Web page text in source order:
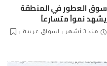
سوق العطور في المنطقة
يشهد نمواً متسارعاً
منذ 3 أشهر اسواق عربية